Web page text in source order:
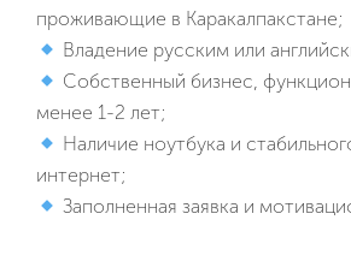
проживающие в Каракалпакстане;
Владение русским или
Собственный бизнес,
менее 1-2 лет;
Наличие ноутбука и
интернет;
Заполненная заявка и